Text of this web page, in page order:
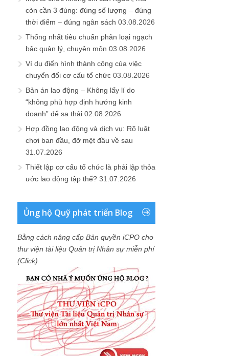
còn cần 3 đúng: đúng số lượng – đúng
thời điểm – đúng ngân sách 03.08.2026
Thống nhất tiêu chuẩn phân loại ngạch
bậc quản lý, chuyên môn 03.08.2026
Ví dụ điển hình thành công của việc
chuyển đổi cơ cấu tổ chức 03.08.2026
Bản án lao động – Không lấy lí do
“không phù hợp định hướng kinh
doanh” để sa thải 02.08.2026
Hợp đồng lao động và dịch vụ: Rõ luật
chơi ban đầu, đỡ mệt đầu về sau
31.07.2026
Thiết lập cơ cấu tổ chức là phải lập thỏa
ước lao động tập thể? 31.07.2026
Ủng hộ Quỹ phát triển Blog
Bằng cách nâng cấp Bản quyền iCPO cho
thư viện tài liệu Quản trị Nhân sự miễn phí
(Click)